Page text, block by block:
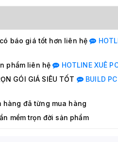
báo giá tốt hơn liên hệ
phẩm liên hệ
HOTLINE XUÊ
GÓI GIÁ SIÊU TỐT
BUILD PC
hàng đã từng mua hàng
mềm trọn đời sản phẩm